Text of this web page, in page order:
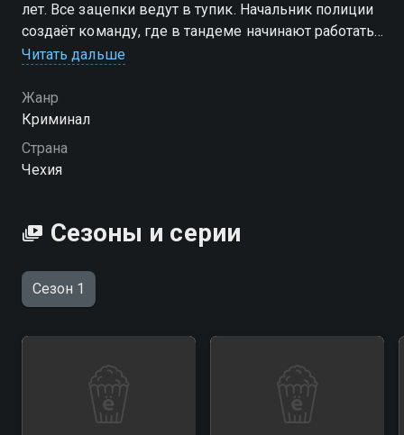
лет. Все зацепки ведут в тупик. Начальник полиции
создаёт команду, где в тандеме начинают работать
максимально не похожие друг на друга люди.
Читать дальше
Жанр
Криминал
Страна
Чехия
Сезоны и серии
Сезон 1